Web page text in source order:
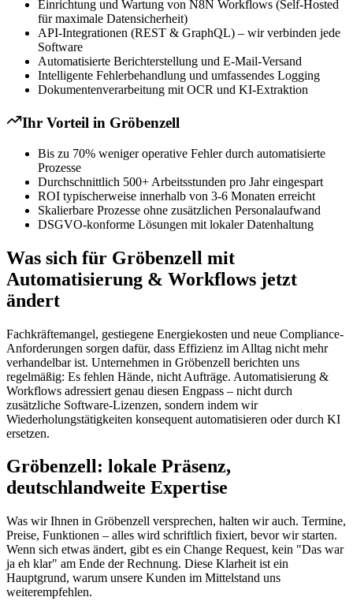
Einrichtung und Wartung von N8N Workflows (Self-Hosted
für maximale Datensicherheit)
API-Integrationen (REST & GraphQL) – wir verbinden jede
Software
Automatisierte Berichterstellung und E-Mail-Versand
Intelligente Fehlerbehandlung und umfassendes Logging
Dokumentenverarbeitung mit OCR und KI-Extraktion
Ihr Vorteil in Gröbenzell
Bis zu 70% weniger operative Fehler durch automatisierte
Prozesse
Durchschnittlich 500+ Arbeitsstunden pro Jahr eingespart
ROI typischerweise innerhalb von 3-6 Monaten erreicht
Skalierbare Prozesse ohne zusätzlichen Personalaufwand
DSGVO-konforme Lösungen mit lokaler Datenhaltung
Was sich für Gröbenzell mit
Automatisierung & Workflows jetzt
ändert
Fachkräftemangel, gestiegene Energiekosten und neue Compliance-
Anforderungen sorgen dafür, dass Effizienz im Alltag nicht mehr
verhandelbar ist. Unternehmen in Gröbenzell berichten uns
regelmäßig: Es fehlen Hände, nicht Aufträge. Automatisierung &
Workflows adressiert genau diesen Engpass – nicht durch
zusätzliche Software-Lizenzen, sondern indem wir
Wiederholungstätigkeiten konsequent automatisieren oder durch KI
ersetzen.
Gröbenzell: lokale Präsenz,
deutschlandweite Expertise
Was wir Ihnen in Gröbenzell versprechen, halten wir auch. Termine,
Preise, Funktionen – alles wird schriftlich fixiert, bevor wir starten.
Wenn sich etwas ändert, gibt es ein Change Request, kein "Das war
ja eh klar" am Ende der Rechnung. Diese Klarheit ist ein
Hauptgrund, warum unsere Kunden im Mittelstand uns
weiterempfehlen.